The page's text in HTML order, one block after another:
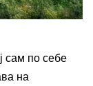
сам по себе
на